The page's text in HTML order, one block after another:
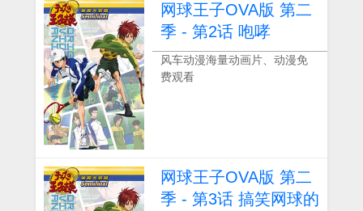
网球王子OVA版 第二
季 - 第2话 咆哮
风车动漫海量动画片、动漫免
费观看
网球王子OVA版 第二
季 - 第3话 搞笑网球的